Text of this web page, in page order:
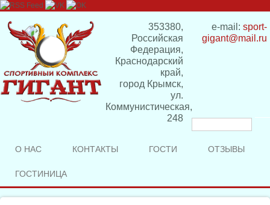
353380,
Российская
Федерация,
Краснодарский
край,
город Крымск,
ул.
Коммунистическая,
248
e-mail: sport-
gigant@mail.ru
поиска
О НАС КОНТАКТЫ ГОСТИ ОТЗЫВЫ
ГОСТИНИЦА